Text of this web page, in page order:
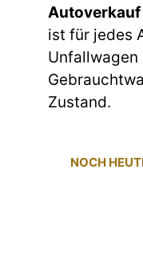
ist für jedes
Unfallwagen
Zustand.
NOCH